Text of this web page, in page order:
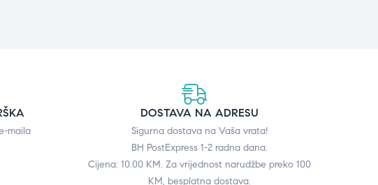
maila
DOSTAVA NA ADRESU
Sigurna dostava na Vaša vrata!
BH PostExpress 1-2 radna dana.
Cijena: 10.00 KM. Za vrijednost narudžbe preko 100
KM, besplatna dostava.